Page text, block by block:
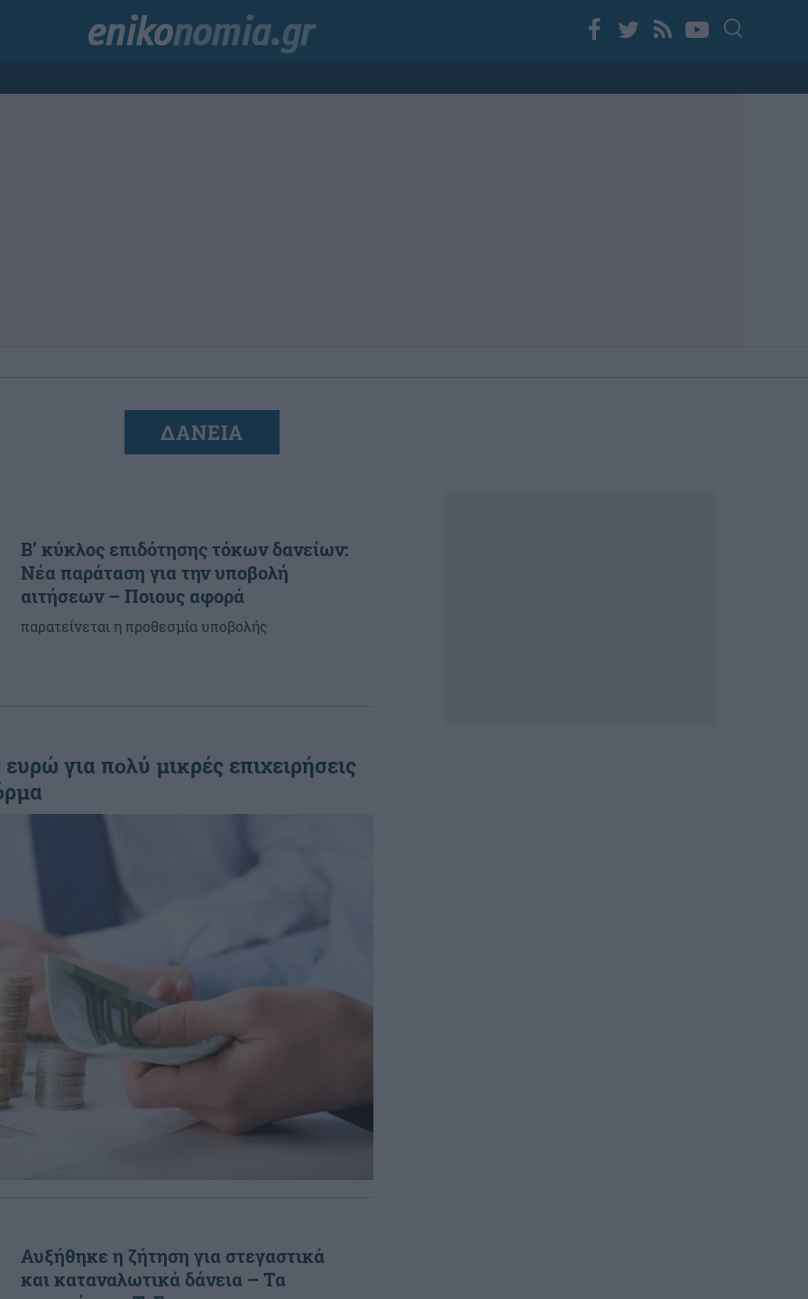
ΔΑΝΕΙΑ
Β’ κύκλος επιδότησης τόκων δανείων:
Νέα παράταση για την υποβολή
αιτήσεων – Ποιους αφορά
παρατείνεται η προθεσμία υποβολής
για πολύ μικρές επιχειρήσεις
Αυξήθηκε η ζήτηση για στεγαστικά
και καταναλωτικά δάνεια – Τα